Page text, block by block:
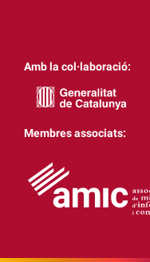
Amb la col·laboració:
Membres associats: